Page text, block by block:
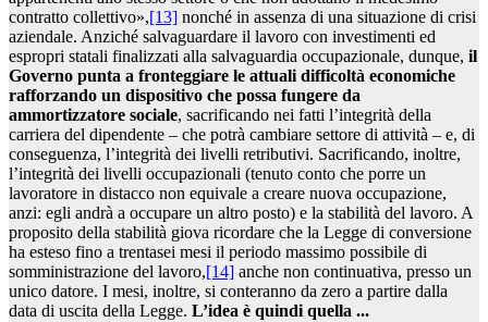
contratto collettivo»,[13] nonché in assenza di una situazione di crisi
aziendale. Anziché salvaguardare il lavoro con investimenti ed
espropri statali finalizzati alla salvaguardia occupazionale, dunque, il
Governo punta a fronteggiare le attuali difficoltà economiche
rafforzando un dispositivo che possa fungere da
ammortizzatore sociale, sacrificando nei fatti l’integrità della
carriera del dipendente – che potrà cambiare settore di attività – e, di
conseguenza, l’integrità dei livelli retributivi. Sacrificando, inoltre,
l’integrità dei livelli occupazionali (tenuto conto che porre un
lavoratore in distacco non equivale a creare nuova occupazione,
anzi: egli andrà a occupare un altro posto) e la stabilità del lavoro. A
proposito della stabilità giova ricordare che la Legge di conversione
ha esteso fino a trentasei mesi il periodo massimo possibile di
somministrazione del lavoro,[14] anche non continuativa, presso un
unico datore. I mesi, inoltre, si conteranno da zero a partire dalla
data di uscita della Legge. L’idea è quindi quella ...